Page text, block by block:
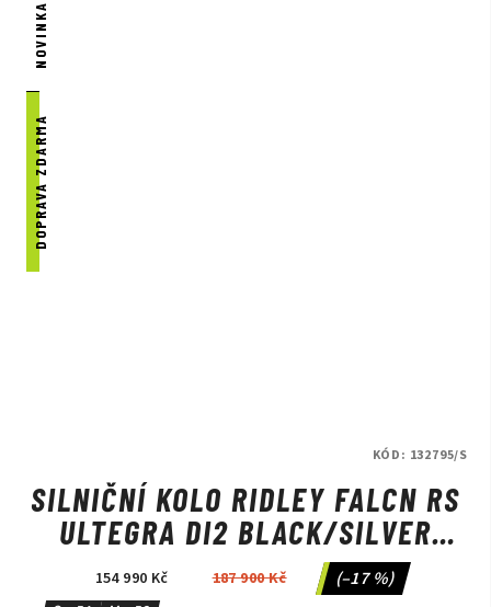
NOVINKA
DOPRAVA ZDARMA
SILNIČNÍ KOLO RIDLEY FALCN RS
ULTEGRA DI2 BLACK/SILVER
NEON
154 990 Kč 187 900 Kč (–17 %)
KÓD: 132795/S